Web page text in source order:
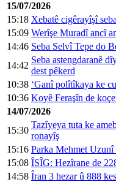
15/07/2026
15:18 Xebatê cigêrayîşî
15:09 Werîşe Muradî ancî
14:46 Seba Selvî Tepe do
14:42
Seba astengdaranê
dest pêkerd
10:38 ‘Ganî polîtîkaya ke
10:36 Koyê Feraşîn de
14/07/2026
15:30
Tazîyeya tuta ke
ronayîş
15:16 Parka Mehmet Uzunî
15:08 ÎSÎG: Hezîrane de
14:58 Îran 3 hezar û 888